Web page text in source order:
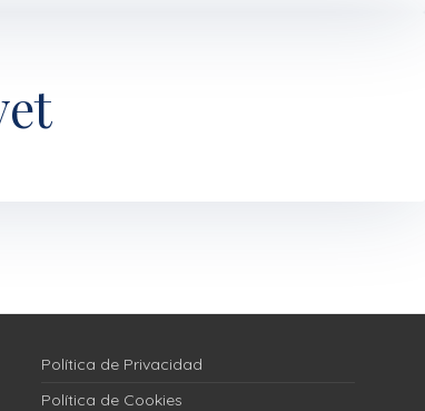
Política de Privacidad
Política de Cookies